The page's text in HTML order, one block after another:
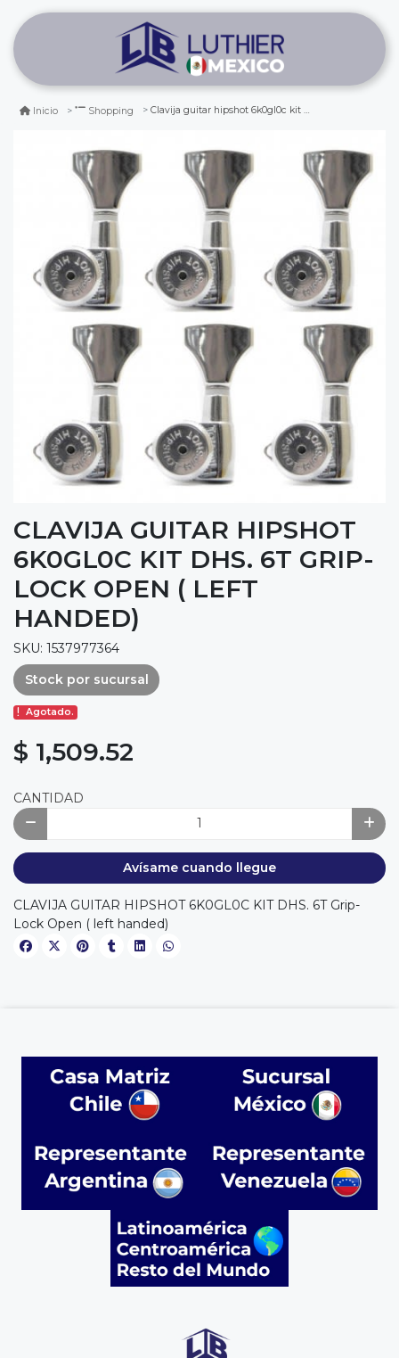
Inicio Shopping Clavija guitar hipshot 6k0gl0c kit dhs. 6t grip-lock open ( left handed)
CLAVIJA GUITAR HIPSHOT
6K0GL0C KIT DHS. 6T GRIP-
LOCK OPEN ( LEFT
HANDED)
SKU: 1537977364
Stock por sucursal
Agotado.
$ 1,509.52
CANTIDAD
Avísame cuando llegue
CLAVIJA GUITAR HIPSHOT 6K0GL0C KIT DHS. 6T Grip-
Lock Open ( left handed)